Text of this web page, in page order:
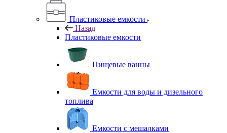
Пластиковые емкости
Назад
Пластиковые емкости
Пищевые ванны
Емкости для воды и дизельного
топлива
Емкости с мешалками